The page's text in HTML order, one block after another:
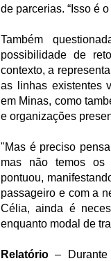
de parcerias. “Isso é
Também
possibilidade de
contexto, a
as linhas existentes
em Minas, como
e organizações
"Mas é preciso
mas não temos os
pontuou,
passageiro e com a
Célia, ainda é
enquanto modal de
Relatório– Durante